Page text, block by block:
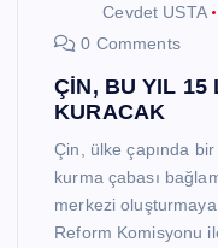
Cevdet USTA
0 Comments
ÇİN, BU YIL 15
KURACAK
Çin, ülke çapında
kurma çabası
merkezi
Reform Komisyonu